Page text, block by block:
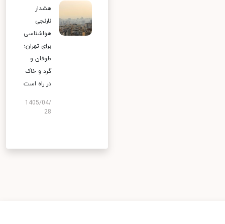
هشدار
نارنجی
هواشناسی
برای تهران؛
طوفان و
گرد و خاک
در راه است
1405/04/
28